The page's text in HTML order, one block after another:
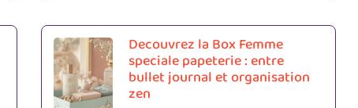
Decouvrez la Box Femme
speciale papeterie : entre
bullet journal et organisation
zen